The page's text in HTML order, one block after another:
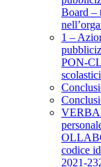
Board –
1 –
PON-
scolastici
codice
2021-